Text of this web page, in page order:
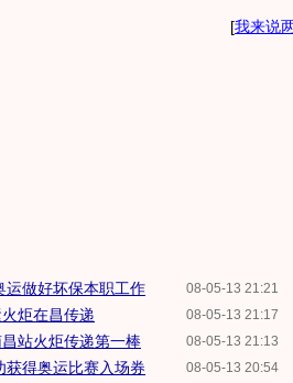
[我来说
08-05-13 21:21
运做好坏保本职工作
08-05-13 21:17
炬在昌传递
08-05-13 21:13
站火炬传递第一棒
08-05-13 20:54
获得奥运比赛入场券